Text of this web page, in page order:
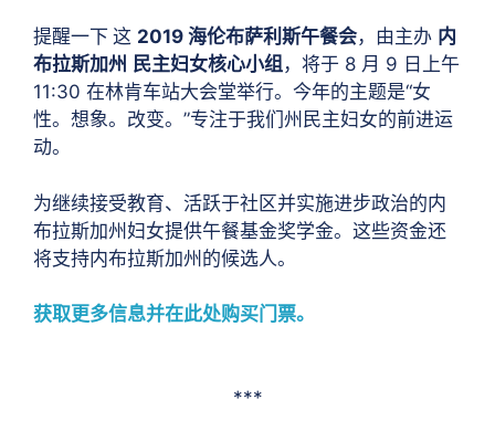
提醒一下 这 2019 海伦布萨利斯午餐会，由主办 内
布拉斯加州 民主妇女核心小组，将于 8 月 9 日上午
11:30 在林肯车站大会堂举行。今年的主题是“女
性。想象。改变。”专注于我们州民主妇女的前进运
动。
为继续接受教育、活跃于社区并实施进步政治的内
布拉斯加州妇女提供午餐基金奖学金。这些资金还
将支持内布拉斯加州的候选人。
获取更多信息并在此处购买门票。
***